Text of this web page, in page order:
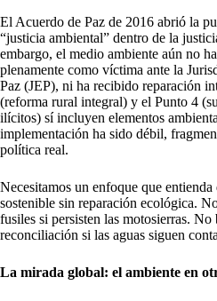
El Acuerdo de Paz de 2016 abrió la
“justicia ambiental” dentro de la
embargo, el medio ambiente aún no
plenamente como víctima ante la
Paz (JEP), ni ha recibido reparación
(reforma rural integral) y el Punto 4
ilícitos) sí incluyen elementos
implementación ha sido débil,
política real.
Necesitamos un enfoque que entienda
sostenible sin reparación ecológica.
fusiles si persisten las motosierras. No
reconciliación si las aguas siguen
La mirada global: el ambiente en